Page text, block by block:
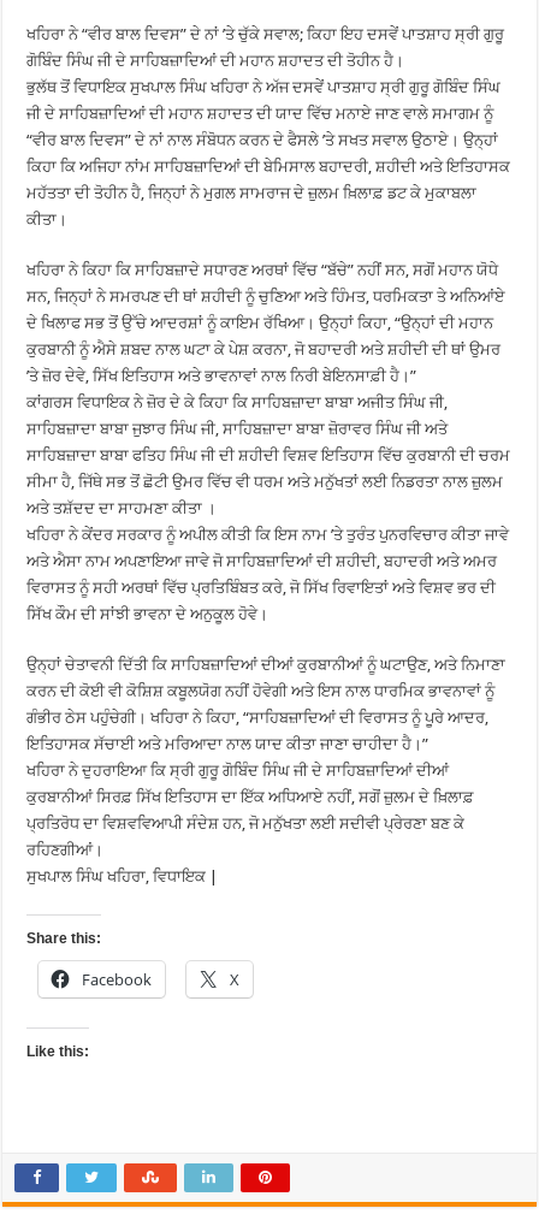
ਖਹਿਰਾ ਨੇ “ਵੀਰ ਬਾਲ ਦਿਵਸ” ਦੇ ਨਾਂ ’ਤੇ ਚੁੱਕੇ ਸਵਾਲ; ਕਿਹਾ ਇਹ ਦਸਵੇਂ ਪਾਤਸ਼ਾਹ ਸ੍ਰੀ ਗੁਰੂ
ਗੋਬਿੰਦ ਸਿੰਘ ਜੀ ਦੇ ਸਾਹਿਬਜ਼ਾਦਿਆਂ ਦੀ ਮਹਾਨ ਸ਼ਹਾਦਤ ਦੀ ਤੋਹੀਨ ਹੈ।
ਭੁਲੱਥ ਤੋਂ ਵਿਧਾਇਕ ਸੁਖਪਾਲ ਸਿੰਘ ਖਹਿਰਾ ਨੇ ਅੱਜ ਦਸਵੇਂ ਪਾਤਸ਼ਾਹ ਸ੍ਰੀ ਗੁਰੂ ਗੋਬਿੰਦ ਸਿੰਘ
ਜੀ ਦੇ ਸਾਹਿਬਜ਼ਾਦਿਆਂ ਦੀ ਮਹਾਨ ਸ਼ਹਾਦਤ ਦੀ ਯਾਦ ਵਿੱਚ ਮਨਾਏ ਜਾਣ ਵਾਲੇ ਸਮਾਗਮ ਨੂੰ
“ਵੀਰ ਬਾਲ ਦਿਵਸ” ਦੇ ਨਾਂ ਨਾਲ ਸੰਬੋਧਨ ਕਰਨ ਦੇ ਫੈਸਲੇ ’ਤੇ ਸਖਤ ਸਵਾਲ ਉਠਾਏ। ਉਨ੍ਹਾਂ
ਕਿਹਾ ਕਿ ਅਜਿਹਾ ਨਾਂਮ ਸਾਹਿਬਜ਼ਾਦਿਆਂ ਦੀ ਬੇਮਿਸਾਲ ਬਹਾਦਰੀ, ਸ਼ਹੀਦੀ ਅਤੇ ਇਤਿਹਾਸਕ
ਮਹੱਤਤਾ ਦੀ ਤੋਹੀਨ ਹੈ, ਜਿਨ੍ਹਾਂ ਨੇ ਮੁਗਲ ਸਾਮਰਾਜ ਦੇ ਜ਼ੁਲਮ ਖ਼ਿਲਾਫ਼ ਡਟ ਕੇ ਮੁਕਾਬਲਾ
ਕੀਤਾ।
ਖਹਿਰਾ ਨੇ ਕਿਹਾ ਕਿ ਸਾਹਿਬਜ਼ਾਦੇ ਸਧਾਰਣ ਅਰਥਾਂ ਵਿੱਚ “ਬੱਚੇ” ਨਹੀਂ ਸਨ, ਸਗੋਂ ਮਹਾਨ ਯੋਧੇ
ਸਨ, ਜਿਨ੍ਹਾਂ ਨੇ ਸਮਰਪਣ ਦੀ ਥਾਂ ਸ਼ਹੀਦੀ ਨੂੰ ਚੁਣਿਆ ਅਤੇ ਹਿੰਮਤ, ਧਰਮਿਕਤਾ ਤੇ ਅਨਿਆਂਏ
ਦੇ ਖਿਲਾਫ ਸਭ ਤੋਂ ਉੱਚੇ ਆਦਰਸ਼ਾਂ ਨੂੰ ਕਾਇਮ ਰੱਖਿਆ। ਉਨ੍ਹਾਂ ਕਿਹਾ, “ਉਨ੍ਹਾਂ ਦੀ ਮਹਾਨ
ਕੁਰਬਾਨੀ ਨੂੰ ਐਸੇ ਸ਼ਬਦ ਨਾਲ ਘਟਾ ਕੇ ਪੇਸ਼ ਕਰਨਾ, ਜੋ ਬਹਾਦਰੀ ਅਤੇ ਸ਼ਹੀਦੀ ਦੀ ਥਾਂ ਉਮਰ
’ਤੇ ਜ਼ੋਰ ਦੇਵੇ, ਸਿੱਖ ਇਤਿਹਾਸ ਅਤੇ ਭਾਵਨਾਵਾਂ ਨਾਲ ਨਿਰੀ ਬੇਇਨਸਾਫ਼ੀ ਹੈ।”
ਕਾਂਗਰਸ ਵਿਧਾਇਕ ਨੇ ਜ਼ੋਰ ਦੇ ਕੇ ਕਿਹਾ ਕਿ ਸਾਹਿਬਜ਼ਾਦਾ ਬਾਬਾ ਅਜੀਤ ਸਿੰਘ ਜੀ,
ਸਾਹਿਬਜ਼ਾਦਾ ਬਾਬਾ ਜੁਝਾਰ ਸਿੰਘ ਜੀ, ਸਾਹਿਬਜ਼ਾਦਾ ਬਾਬਾ ਜ਼ੋਰਾਵਰ ਸਿੰਘ ਜੀ ਅਤੇ
ਸਾਹਿਬਜ਼ਾਦਾ ਬਾਬਾ ਫਤਿਹ ਸਿੰਘ ਜੀ ਦੀ ਸ਼ਹੀਦੀ ਵਿਸ਼ਵ ਇਤਿਹਾਸ ਵਿੱਚ ਕੁਰਬਾਨੀ ਦੀ ਚਰਮ
ਸੀਮਾ ਹੈ, ਜਿੱਥੇ ਸਭ ਤੋਂ ਛੋਟੀ ਉਮਰ ਵਿੱਚ ਵੀ ਧਰਮ ਅਤੇ ਮਨੁੱਖਤਾਂ ਲਈ ਨਿਡਰਤਾ ਨਾਲ ਜ਼ੁਲਮ
ਅਤੇ ਤਸ਼ੱਦਦ ਦਾ ਸਾਹਮਣਾ ਕੀਤਾ ।
ਖਹਿਰਾ ਨੇ ਕੇਂਦਰ ਸਰਕਾਰ ਨੂੰ ਅਪੀਲ ਕੀਤੀ ਕਿ ਇਸ ਨਾਮ ’ਤੇ ਤੁਰੰਤ ਪੁਨਰਵਿਚਾਰ ਕੀਤਾ ਜਾਵੇ
ਅਤੇ ਐਸਾ ਨਾਮ ਅਪਣਾਇਆ ਜਾਵੇ ਜੋ ਸਾਹਿਬਜ਼ਾਦਿਆਂ ਦੀ ਸ਼ਹੀਦੀ, ਬਹਾਦਰੀ ਅਤੇ ਅਮਰ
ਵਿਰਾਸਤ ਨੂੰ ਸਹੀ ਅਰਥਾਂ ਵਿੱਚ ਪ੍ਰਤਿਬਿੰਬਤ ਕਰੇ, ਜੋ ਸਿੱਖ ਰਿਵਾਇਤਾਂ ਅਤੇ ਵਿਸ਼ਵ ਭਰ ਦੀ
ਸਿੱਖ ਕੌਮ ਦੀ ਸਾਂਝੀ ਭਾਵਨਾ ਦੇ ਅਨੁਕੂਲ ਹੋਵੇ।
ਉਨ੍ਹਾਂ ਚੇਤਾਵਨੀ ਦਿੱਤੀ ਕਿ ਸਾਹਿਬਜ਼ਾਦਿਆਂ ਦੀਆਂ ਕੁਰਬਾਨੀਆਂ ਨੂੰ ਘਟਾਉਣ, ਅਤੇ ਨਿਮਾਣਾ
ਕਰਨ ਦੀ ਕੋਈ ਵੀ ਕੋਸ਼ਿਸ਼ ਕਬੂਲਯੋਗ ਨਹੀਂ ਹੋਵੇਗੀ ਅਤੇ ਇਸ ਨਾਲ ਧਾਰਮਿਕ ਭਾਵਨਾਵਾਂ ਨੂੰ
ਗੰਭੀਰ ਠੇਸ ਪਹੁੰਚੇਗੀ। ਖਹਿਰਾ ਨੇ ਕਿਹਾ, “ਸਾਹਿਬਜ਼ਾਦਿਆਂ ਦੀ ਵਿਰਾਸਤ ਨੂੰ ਪੂਰੇ ਆਦਰ,
ਇਤਿਹਾਸਕ ਸੱਚਾਈ ਅਤੇ ਮਰਿਆਦਾ ਨਾਲ ਯਾਦ ਕੀਤਾ ਜਾਣਾ ਚਾਹੀਦਾ ਹੈ।”
ਖਹਿਰਾ ਨੇ ਦੁਹਰਾਇਆ ਕਿ ਸ੍ਰੀ ਗੁਰੂ ਗੋਬਿੰਦ ਸਿੰਘ ਜੀ ਦੇ ਸਾਹਿਬਜ਼ਾਦਿਆਂ ਦੀਆਂ
ਕੁਰਬਾਨੀਆਂ ਸਿਰਫ਼ ਸਿੱਖ ਇਤਿਹਾਸ ਦਾ ਇੱਕ ਅਧਿਆਏ ਨਹੀਂ, ਸਗੋਂ ਜ਼ੁਲਮ ਦੇ ਖ਼ਿਲਾਫ਼
ਪ੍ਰਤਿਰੋਧ ਦਾ ਵਿਸ਼ਵਵਿਆਪੀ ਸੰਦੇਸ਼ ਹਨ, ਜੋ ਮਨੁੱਖਤਾ ਲਈ ਸਦੀਵੀ ਪ੍ਰੇਰਣਾ ਬਣ ਕੇ
ਰਹਿਣਗੀਆਂ।
ਸੁਖਪਾਲ ਸਿੰਘ ਖਹਿਰਾ, ਵਿਧਾਇਕ |
Share this:
Facebook X
Like this: